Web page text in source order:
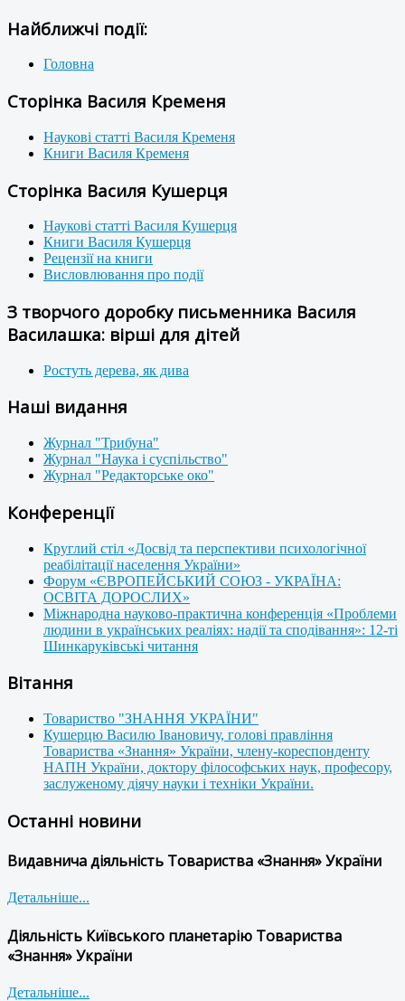
Найближчі події:
Головна
Сторінка Василя Кременя
Наукові статті Василя Кременя
Книги Василя Кременя
Сторінка Василя Кушерця
Наукові статті Василя Кушерця
Книги Василя Кушерця
Рецензії на книги
Висловлювання про події
З творчого доробку письменника Василя
Василашка: вірші для дітей
Ростуть дерева, як дива
Наші видання
Журнал "Трибуна"
Журнал "Наука і суспільство"
Журнал "Редакторське око"
Конференції
Круглий стіл «Досвід та перспективи психологічної
реабілітації населення України»
Форум «ЄВРОПЕЙСЬКИЙ СОЮЗ - УКРАЇНА:
ОСВІТА ДОРОСЛИХ»
Міжнародна науково-практична конференція «Проблеми
людини в українських реаліях: надії та сподівання»: 12-ті
Шинкаруківські читання
Вітання
Товариство "ЗНАННЯ УКРАЇНИ"
Кушерцю Василю Івановичу, голові правління
Товариства «Знання» України, члену-кореспонденту
НАПН України, доктору філософських наук, професору,
заслуженому діячу науки і техніки України.
Останні новини
Видавнича діяльність Товариства «Знання» України
Детальніше...
Діяльність Київського планетарію Товариства
«Знання» України
Детальніше...